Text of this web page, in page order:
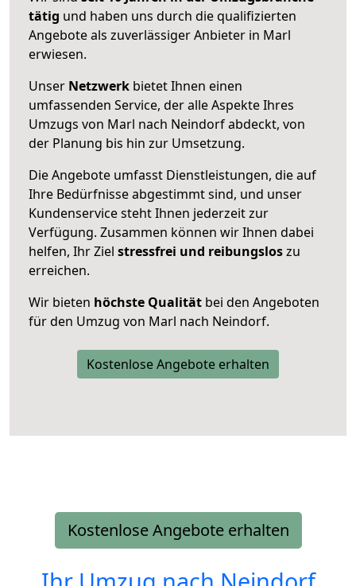
tätig und haben uns durch die qualifizierten
Angebote als zuverlässiger Anbieter in Marl
erwiesen.
Unser Netzwerk bietet Ihnen einen
umfassenden Service, der alle Aspekte Ihres
Umzugs von Marl nach Neindorf abdeckt, von
der Planung bis hin zur Umsetzung.
Die Angebote umfasst Dienstleistungen, die auf
Ihre Bedürfnisse abgestimmt sind, und unser
Kundenservice steht Ihnen jederzeit zur
Verfügung. Zusammen können wir Ihnen dabei
helfen, Ihr Ziel stressfrei und reibungsloszu
erreichen.
Wir bieten höchste Qualität bei den Angeboten
für den Umzug von Marl nach Neindorf.
Kostenlose Angebote erhalten
Kostenlose Angebote erhalten